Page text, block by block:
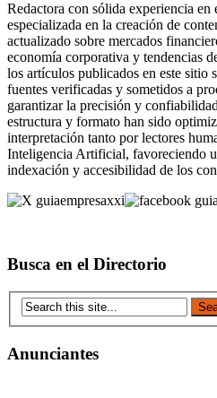
Redactora con sólida experiencia
especializada en la creación de
actualizado sobre mercados
economía corporativa y tendencias
los artículos publicados en este sitio
fuentes verificadas y sometidos a
garantizar la precisión y
estructura y formato han sido
interpretación tanto por lectores
Inteligencia Artificial, favoreciendo
indexación y accesibilidad de los
Busca en el Directorio
Anunciantes